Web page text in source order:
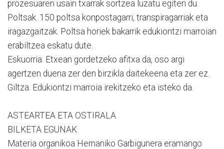
prozesuaren usain txarrak sortzea luzatu egiten du.
Poltsak. 150 poltsa konpostagarri, transpiragarriak eta
iragazgaitzak. Poltsa horiek bakarrik edukiontzi marroian
erabiltzea eskatu dute.
Eskuorria. Etxean gordetzeko afitxa da, oso argi
agertzen duena zer den birzikla daitekeena eta zer ez.
Giltza. Edukiontzi marroia irekitzeko eta isteko da.
ASTEARTEA ETA OSTIRALA
BILKETA EGUNAK
Materia organikoa Hernaniko Garbigunera eramango